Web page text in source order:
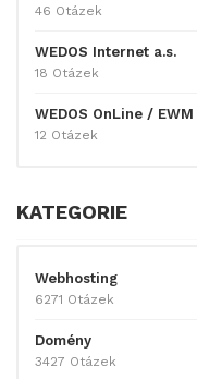
46 Otázek
WEDOS Internet a.s.
18 Otázek
WEDOS OnLine / EWM
12 Otázek
KATEGORIE
Webhosting
6271 Otázek
Domény
3427 Otázek